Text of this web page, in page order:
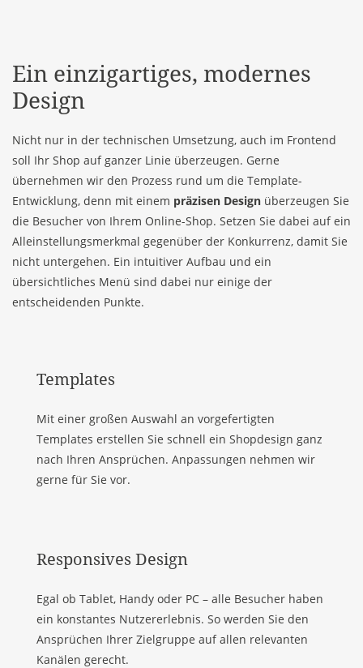
Ein einzigartiges, modernes
Design
Nicht nur in der technischen Umsetzung, auch im Frontend
soll Ihr Shop auf ganzer Linie überzeugen. Gerne
übernehmen wir den Prozess rund um die Template-
Entwicklung, denn mit einem präzisen Design überzeugen Sie
die Besucher von Ihrem Online-Shop. Setzen Sie dabei auf ein
Alleinstellungsmerkmal gegenüber der Konkurrenz, damit Sie
nicht untergehen. Ein intuitiver Aufbau und ein
übersichtliches Menü sind dabei nur einige der
entscheidenden Punkte.
Templates
Mit einer großen Auswahl an vorgefertigten
Templates erstellen Sie schnell ein Shopdesign ganz
nach Ihren Ansprüchen. Anpassungen nehmen wir
gerne für Sie vor.
Responsives Design
Egal ob Tablet, Handy oder PC – alle Besucher haben
ein konstantes Nutzererlebnis. So werden Sie den
Ansprüchen Ihrer Zielgruppe auf allen relevanten
Kanälen gerecht.